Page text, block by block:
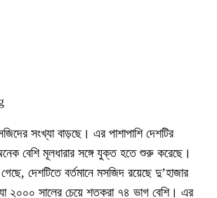
সংখ্যা বাড়ছে। এর পাশাপাশি দেশটির
বেশি মূলধারার সঙ্গে যুক্ত হতে শুরু করেছে।
দেশটিতে বর্তমানে মসজিদ রয়েছে দু’হাজার
২০০০ সালের চেয়ে শতকরা ৭৪ ভাগ বেশি। এর